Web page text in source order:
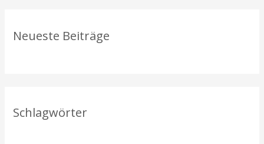
Neueste Beiträge
Schlagwörter